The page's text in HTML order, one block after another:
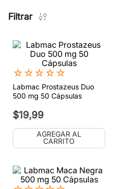
Filtrar
☆☆☆☆☆
Labmac Prostazeus Duo
500 mg 50 Cápsulas
$19,99
AGREGAR AL
CARRITO